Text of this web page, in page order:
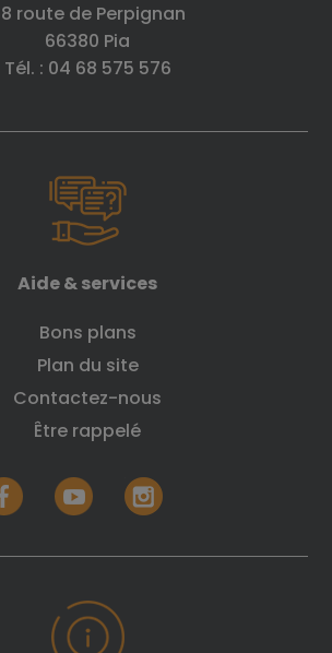
route de Perpignan
66380 Pia
Tél. : 04 68 575 576
Aide & services
Bons plans
Plan du site
Contactez-nous
Être rappelé